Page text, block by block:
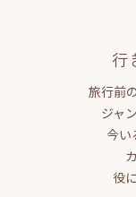
行
旅行前
ジャ
今い
役